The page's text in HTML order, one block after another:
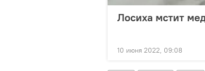
Лосиха мстит
10 июня 2022, 09:08